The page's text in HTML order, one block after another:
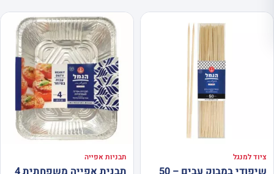
ציוד למנגל תבניות אפייה